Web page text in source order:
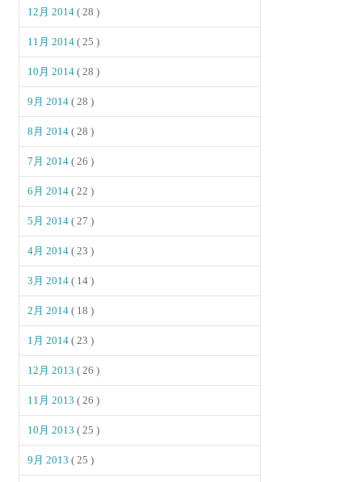
12月 2014( 28 )
11月 2014( 25 )
10月 2014( 28 )
9月 2014( 28 )
8月 2014( 28 )
7月 2014( 26 )
6月 2014( 22 )
5月 2014( 27 )
4月 2014( 23 )
3月 2014( 14 )
2月 2014( 18 )
1月 2014( 23 )
12月 2013( 26 )
11月 2013( 26 )
10月 2013( 25 )
9月 2013( 25 )